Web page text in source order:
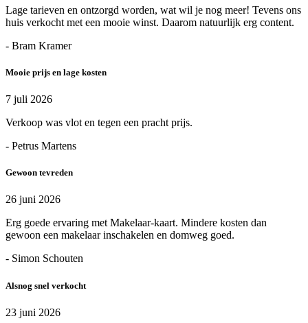
Lage tarieven en ontzorgd worden, wat wil je nog meer! Tevens ons
huis verkocht met een mooie winst. Daarom natuurlijk erg content.
- Bram Kramer
Mooie prijs en lage kosten
7 juli 2026
Verkoop was vlot en tegen een pracht prijs.
- Petrus Martens
Gewoon tevreden
26 juni 2026
Erg goede ervaring met Makelaar-kaart. Mindere kosten dan
gewoon een makelaar inschakelen en domweg goed.
- Simon Schouten
Alsnog snel verkocht
23 juni 2026